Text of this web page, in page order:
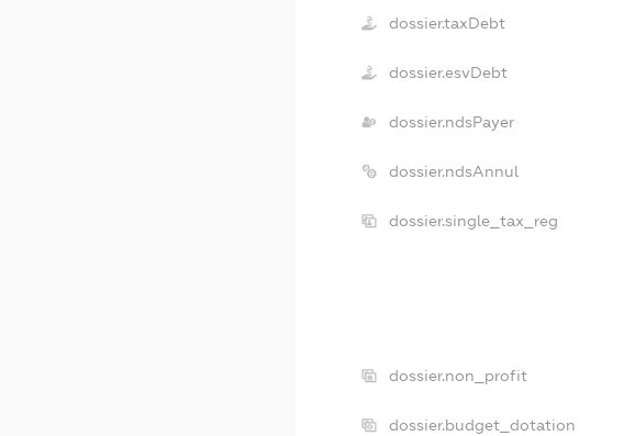
dossier.taxDebt
dossier.esvDebt
dossier.ndsPayer
dossier.ndsAnnul
dossier.single_tax_reg
dossier.non_profit
dossier.budget_dotation